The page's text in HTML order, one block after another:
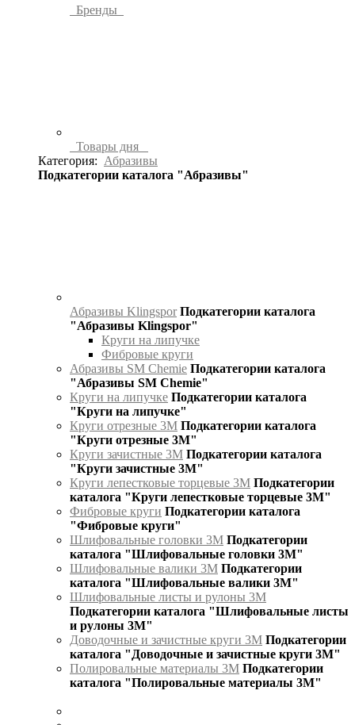
Бренды
Товары дня
Категория: Абразивы
Подкатегории каталога "Абразивы"
Абразивы Klingspor Подкатегории каталога
"Абразивы Klingspor"
Круги на липучке
Фибровые круги
Абразивы SM Chemie Подкатегории каталога
"Абразивы SM Chemie"
Круги на липучке Подкатегории каталога
"Круги на липучке"
Круги отрезные 3М Подкатегории каталога
"Круги отрезные 3М"
Круги зачистные 3М Подкатегории каталога
"Круги зачистные 3М"
Круги лепестковые торцевые 3М Подкатегории
каталога "Круги лепестковые торцевые 3М"
Фибровые круги Подкатегории каталога
"Фибровые круги"
Шлифовальные головки 3М Подкатегории
каталога "Шлифовальные головки 3М"
Шлифовальные валики 3М Подкатегории
каталога "Шлифовальные валики 3М"
Шлифовальные листы и рулоны 3М
Подкатегории каталога "Шлифовальные листы
и рулоны 3М"
Доводочные и зачистные круги 3М Подкатегории
каталога "Доводочные и зачистные круги 3М"
Полировальные материалы 3М Подкатегории
каталога "Полировальные материалы 3М"